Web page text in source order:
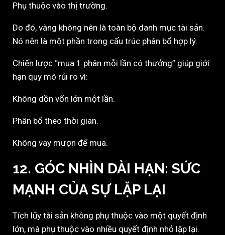
Phụ thuộc vào thị trường.
Do đó, vàng không nên là toàn bộ danh mục tài sản.
Nó nên là một phần trong cấu trúc phân bổ hợp lý.
Chiến lược “mua 1 phân mỗi lần có thưởng” giúp giới
hạn quy mô rủi ro vì:
Không dồn vốn lớn một lần.
Phân bổ theo thời gian.
Không vay mượn để mua.
12. GÓC NHÌN DÀI HẠN: SỨC
MẠNH CỦA SỰ LẶP LẠI
Tích lũy tài sản không phụ thuộc vào một quyết định
lớn, mà phụ thuộc vào nhiều quyết định nhỏ lặp lại.